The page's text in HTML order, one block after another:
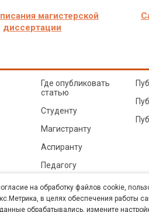
магистерской
диссертации
Где опубликовать
статью
Студенту
Магистранту
Аспиранту
Педагогу
Карта сайта
на обработку файлов cookie,
в целях обеспечения работы
обрабатывались, измените